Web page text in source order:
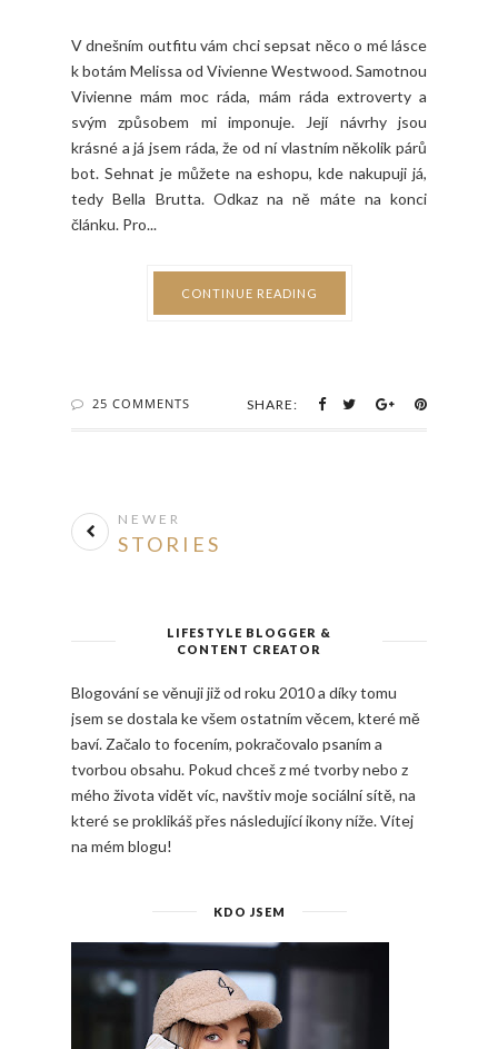
V dnešním outfitu vám chci sepsat něco o mé lásce
k botám Melissa od Vivienne Westwood. Samotnou
Vivienne mám moc ráda, mám ráda extroverty a
svým způsobem mi imponuje. Její návrhy jsou
krásné a já jsem ráda, že od ní vlastním několik párů
bot. Sehnat je můžete na eshopu, kde nakupuji já,
tedy Bella Brutta. Odkaz na ně máte na konci
článku. Pro...
CONTINUE READING
25 COMMENTS SHARE:
NEWER
STORIES
LIFESTYLE BLOGGER &
CONTENT CREATOR
Blogování se věnuji již od roku 2010 a díky tomu
jsem se dostala ke všem ostatním věcem, které mě
baví. Začalo to focením, pokračovalo psaním a
tvorbou obsahu. Pokud chceš z mé tvorby nebo z
mého života vidět víc, navštiv moje sociální sítě, na
které se proklikáš přes následující ikony níže. Vítej
na mém blogu!
KDO JSEM